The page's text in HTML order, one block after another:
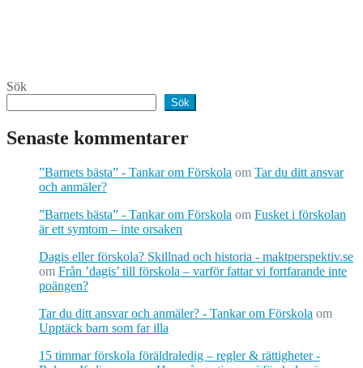
Sök
Sök
Senaste kommentarer
”Barnets bästa” - Tankar om Förskola om Tar du ditt ansvar
och anmäler?
”Barnets bästa” - Tankar om Förskola om Fusket i förskolan
är ett symtom – inte orsaken
Dagis eller förskola? Skillnad och historia - maktperspektiv.se
om Från ’dagis’ till förskola – varför fattar vi fortfarande inte
poängen?
Tar du ditt ansvar och anmäler? - Tankar om Förskola om
Upptäck barn som far illa
15 timmar förskola föräldraledig – regler & rättigheter -